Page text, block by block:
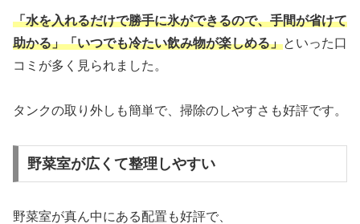
「水を入れるだけで勝手に氷ができるので、手間が省けて
助かる」「いつでも冷たい飲み物が楽しめる」といった口
コミが多く見られました。
タンクの取り外しも簡単で、掃除のしやすさも好評です。
野菜室が広くて整理しやすい
野菜室が真ん中にある配置も好評で、